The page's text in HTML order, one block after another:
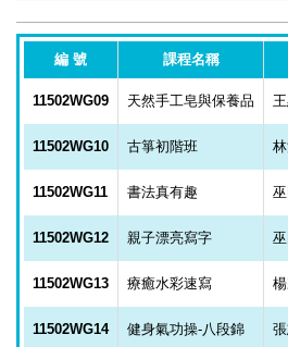
編 號 課程名稱
11502WG09 天然手工皂與保養品
11502WG10 古箏初階班
11502WG11 書法真有趣
11502WG12 親子漂亮寫字
11502WG13 療癒水彩速寫
11502WG14 健身氣功操-八段錦